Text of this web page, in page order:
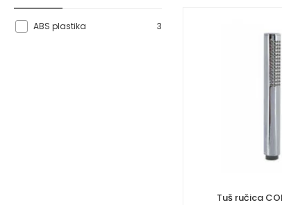
ABS plastika 3
Tuš ručica